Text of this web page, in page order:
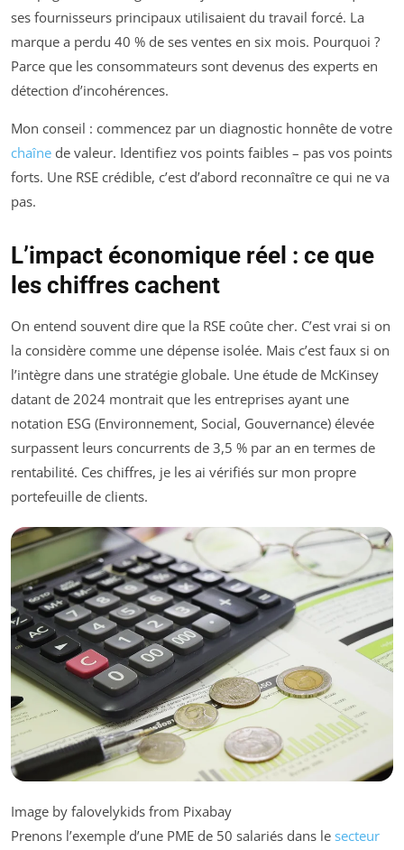
ses fournisseurs principaux utilisaient du travail forcé. La
marque a perdu 40 % de ses ventes en six mois. Pourquoi ?
Parce que les consommateurs sont devenus des experts en
détection d’incohérences.
Mon conseil : commencez par un diagnostic honnête de votre
chaîne de valeur. Identifiez vos points faibles – pas vos points
forts. Une RSE crédible, c’est d’abord reconnaître ce qui ne va
pas.
L’impact économique réel : ce que
les chiffres cachent
On entend souvent dire que la RSE coûte cher. C’est vrai si on
la considère comme une dépense isolée. Mais c’est faux si on
l’intègre dans une stratégie globale. Une étude de McKinsey
datant de 2024 montrait que les entreprises ayant une
notation ESG (Environnement, Social, Gouvernance) élevée
surpassent leurs concurrents de 3,5 % par an en termes de
rentabilité. Ces chiffres, je les ai vérifiés sur mon propre
portefeuille de clients.
Image by falovelykids from Pixabay
Prenons l’exemple d’une PME de 50 salariés dans le secteur